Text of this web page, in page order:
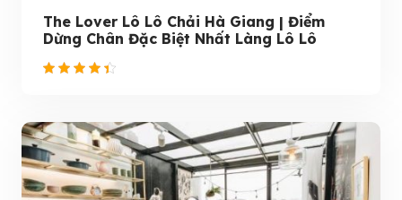
The Lover Lô Lô Chải Hà Giang | Điểm
Dừng Chân Đặc Biệt Nhất Làng Lô Lô